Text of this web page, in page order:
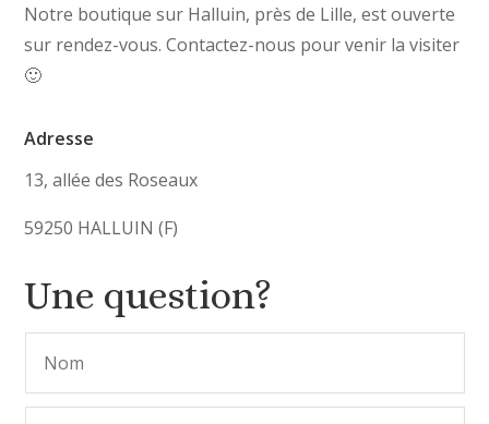
Notre boutique sur Halluin, près de Lille, est ouverte
sur rendez-vous. Contactez-nous pour venir la visiter
🙂
Adresse
13, allée des Roseaux
59250 HALLUIN (F)
Une question?